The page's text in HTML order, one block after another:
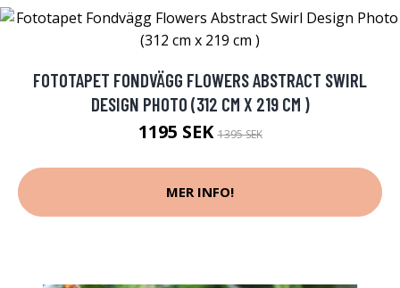
FOTOTAPET FONDVÄGG FLOWERS ABSTRACT SWIRL
DESIGN PHOTO (312 CM X 219 CM )
1195 SEK1395 SEK
MER INFO!